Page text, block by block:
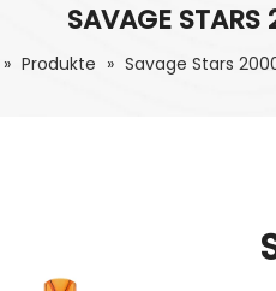
SAVAGE
» Produkte » Savage Stars